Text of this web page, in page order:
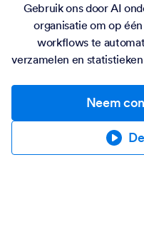
Gebruik ons door AI
organisatie om op
workflows te
verzamelen en
Neem